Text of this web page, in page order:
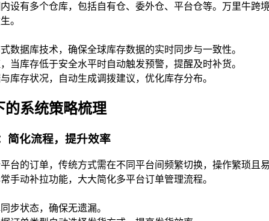
设有多个仓库，包括自有仓、委外仓、平台仓等。万里牛
。
数据库技术，确保全球库存数据的实时同步与一致性。
当库存低于安全水平时自动触发预警，提醒及时补货。
库存状况，自动生成调拨建议，优化库存分布。
的系统策略梳理
简化流程，提升效率
台的订单，传统方式需在不同平台间频繁切换，操作繁琐
手动补拉功能，大大简化多平台订单管理流程。
步状态，确保无遗漏。